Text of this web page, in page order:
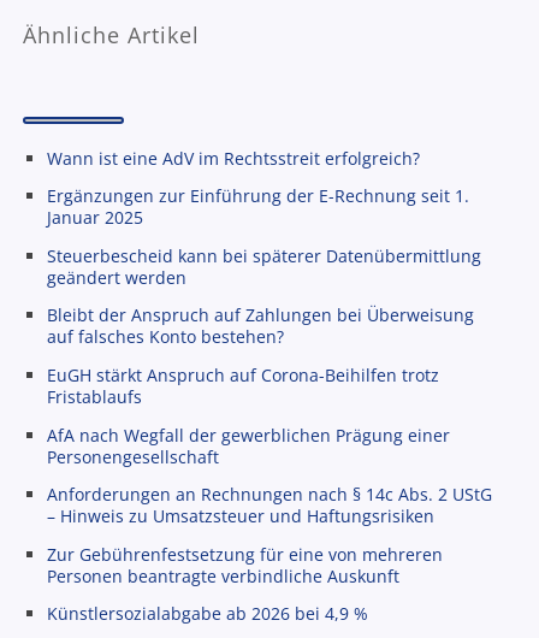
Ähnliche Artikel
Wann ist eine AdV im Rechtsstreit erfolgreich?
Ergänzungen zur Einführung der E-Rechnung seit 1.
Januar 2025
Steuerbescheid kann bei späterer Datenübermittlung
geändert werden
Bleibt der Anspruch auf Zahlungen bei Überweisung
auf falsches Konto bestehen?
EuGH stärkt Anspruch auf Corona-Beihilfen trotz
Fristablaufs
AfA nach Wegfall der gewerblichen Prägung einer
Personengesellschaft
Anforderungen an Rechnungen nach § 14c Abs. 2 UStG
– Hinweis zu Umsatzsteuer und Haftungsrisiken
Zur Gebührenfestsetzung für eine von mehreren
Personen beantragte verbindliche Auskunft
Künstlersozialabgabe ab 2026 bei 4,9 %